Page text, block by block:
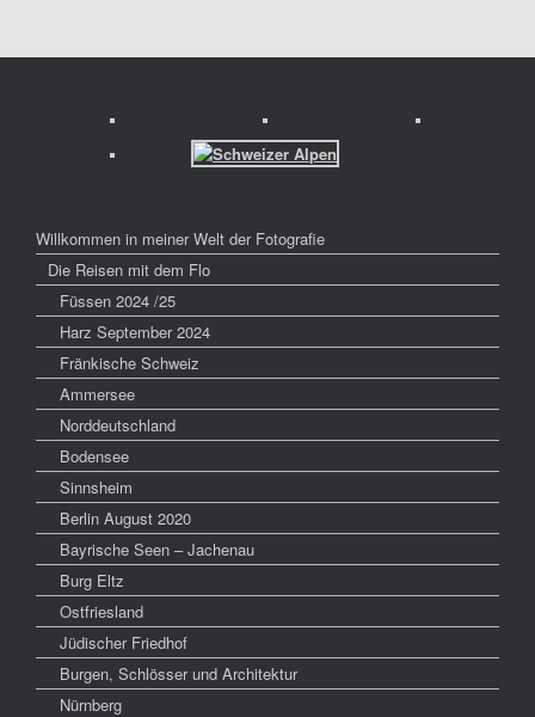
Willkommen in meiner Welt der Fotografie
Die Reisen mit dem Flo
Füssen 2024 /25
Harz September 2024
Fränkische Schweiz
Ammersee
Norddeutschland
Bodensee
Sinnsheim
Berlin August 2020
Bayrische Seen – Jachenau
Burg Eltz
Ostfriesland
Jüdischer Friedhof
Burgen, Schlösser und Architektur
Nürnberg